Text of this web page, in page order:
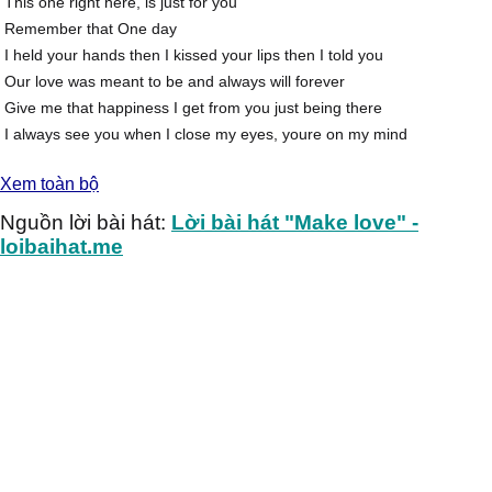
Remember that One day
I held your hands then I kissed your lips then I told you
Our love was meant to be and always will forever
Give me that happiness I get from you just being there
I always see you when I close my eyes, youre on my mind
This time for sure, Gonna let you know, My love is straight from the
heart
Forever youre my girl Forever be my world You are the only one
Xem toàn bộ
Nguồn lời bài hát: Lời bài hát "Make love" -
loibaihat.me